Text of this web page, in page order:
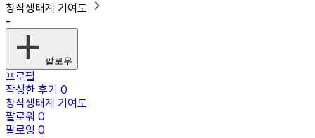
창작생태계 기여도
-
팔로우
프로필
작성한 후기 0
창작생태계 기여도
팔로워 0
팔로잉 0